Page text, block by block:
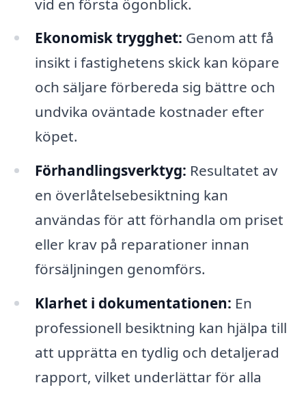
Ekonomisk trygghet: Genom att få
insikt i fastighetens skick kan köpare
och säljare förbereda sig bättre och
undvika oväntade kostnader efter
köpet.
Förhandlingsverktyg: Resultatet av
en överlåtelsebesiktning kan
användas för att förhandla om priset
eller krav på reparationer innan
försäljningen genomförs.
Klarhet i dokumentationen: En
professionell besiktning kan hjälpa till
att upprätta en tydlig och detaljerad
rapport, vilket underlättar för alla